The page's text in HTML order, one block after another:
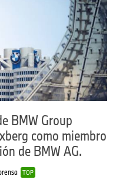
BMW Group
como miembro
de BMW AG.
TOP